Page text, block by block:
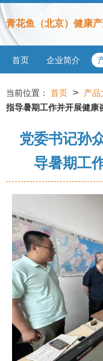
青花鱼（北京）健康
首页 企业简介
当前位置： 首页 > 产品
指导暑期工作并开展健康
党委书记孙
导暑期工